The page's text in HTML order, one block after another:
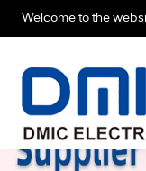
Welcome to the